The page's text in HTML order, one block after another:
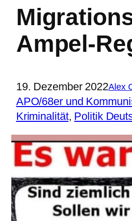
Ampel-
19. Dezember 2022Alex
APO/68er und
Kriminalität, Politik